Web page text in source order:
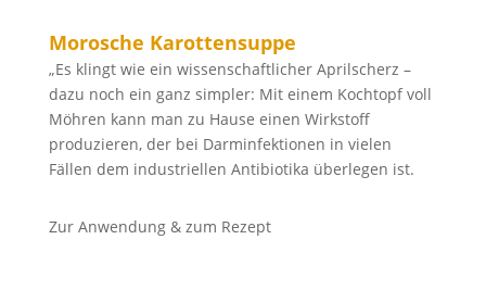
Morosche Karottensuppe
„Es klingt wie ein wissenschaftlicher Aprilscherz –
dazu noch ein ganz simpler: Mit einem Kochtopf voll
Möhren kann man zu Hause einen Wirkstoff
produzieren, der bei Darminfektionen in vielen
Fällen dem industriellen Antibiotika überlegen ist.
Zur Anwendung & zum Rezept